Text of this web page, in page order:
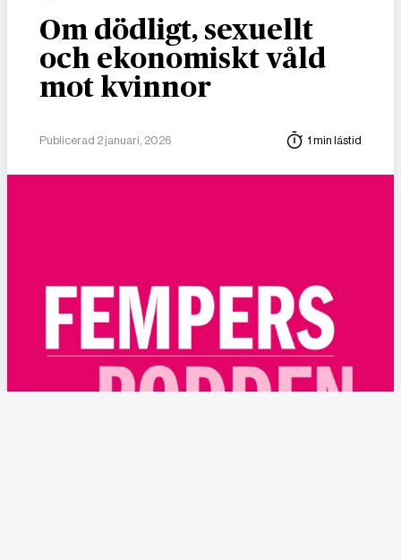
Om dödligt, sexuellt
och ekonomiskt våld
mot kvinnor
Publicerad 2 januari, 2026 1 min lästid